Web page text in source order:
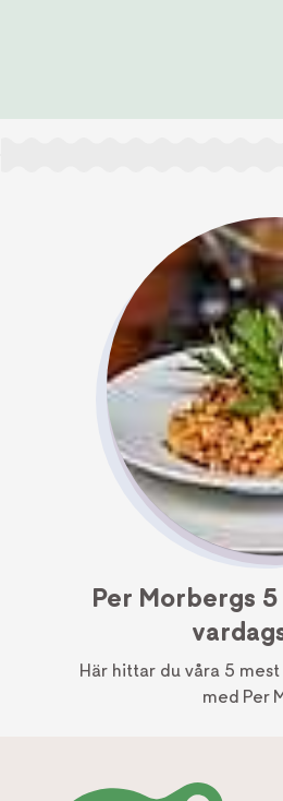
Per Morbergs
Här hittar du våra 5
med Per